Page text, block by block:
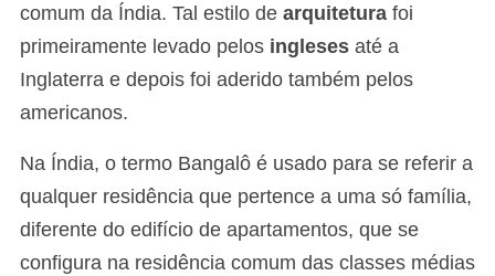
comum da Índia. Tal estilo de arquitetura foi
primeiramente levado pelos ingleses até a
Inglaterra e depois foi aderido também pelos
americanos.
Na Índia, o termo Bangalô é usado para se referir a
qualquer residência que pertence a uma só família,
diferente do edifício de apartamentos, que se
configura na residência comum das classes médias